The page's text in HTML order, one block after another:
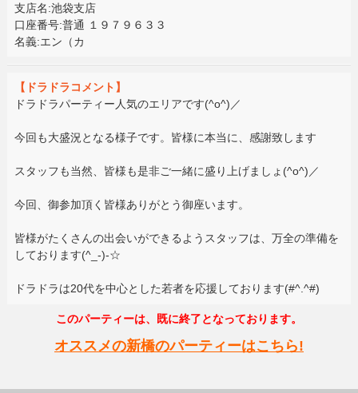
支店名:池袋支店
口座番号:普通 １９７９６３３
名義:エン（カ
【ドラドラコメント】
ドラドラパーティー人気のエリアです(^o^)／
今回も大盛況となる様子です。皆様に本当に、感謝致します
スタッフも当然、皆様も是非ご一緒に盛り上げましょ(^o^)／
今回、御参加頂く皆様ありがとう御座います。
皆様がたくさんの出会いができるようスタッフは、万全の準備を
しております(^_-)-☆
ドラドラは20代を中心とした若者を応援しております(#^.^#)
このパーティーは、既に終了となっております。
オススメの新橋のパーティーはこちら!